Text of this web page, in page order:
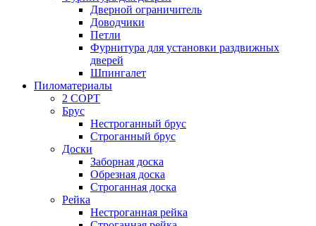
Дверной ограничитель
Доводчики
Петли
Фурнитура для установки раздвижных
дверей
Шпингалет
Пиломатериалы
2 СОРТ
Брус
Нестроганный брус
Строганный брус
Доски
Заборная доска
Обрезная доска
Строганная доска
Рейка
Нестроганная рейка